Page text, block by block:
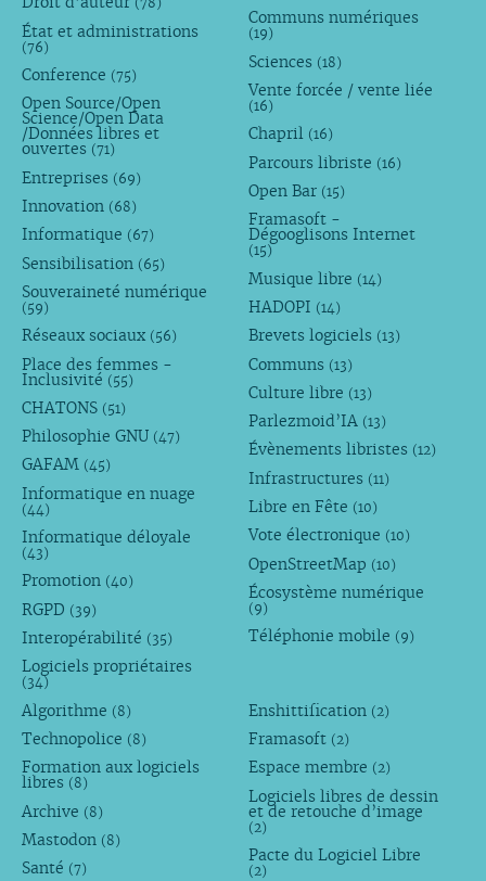
(78)
État et administrations
(76)
Conference (75)
Open Source/Open
Science/Open Data
/Données libres et
ouvertes (71)
Entreprises (69)
Innovation (68)
Informatique (67)
Sensibilisation (65)
Souveraineté numérique
(59)
Réseaux sociaux (56)
Place des femmes -
Inclusivité (55)
CHATONS (51)
Philosophie GNU (47)
GAFAM (45)
Informatique en nuage
(44)
Informatique déloyale
(43)
Promotion (40)
RGPD (39)
Interopérabilité (35)
Logiciels propriétaires
(34)
Communs numériques
(19)
Sciences (18)
Vente forcée / vente liée
(16)
Chapril (16)
Parcours libriste (16)
Open Bar (15)
Framasoft -
Dégooglisons Internet
(15)
Musique libre (14)
HADOPI (14)
Brevets logiciels (13)
Communs (13)
Culture libre (13)
Parlezmoid’IA (13)
Évènements libristes (12)
Infrastructures (11)
Libre en Fête (10)
Vote électronique (10)
OpenStreetMap (10)
Écosystème numérique
(9)
Téléphonie mobile (9)
Algorithme (8)
Technopolice (8)
Formation aux logiciels
libres (8)
Archive (8)
Mastodon (8)
Santé (7)
Enshittification (2)
Framasoft (2)
Espace membre (2)
Logiciels libres de dessin
et de retouche d’image
(2)
Pacte du Logiciel Libre
(2)